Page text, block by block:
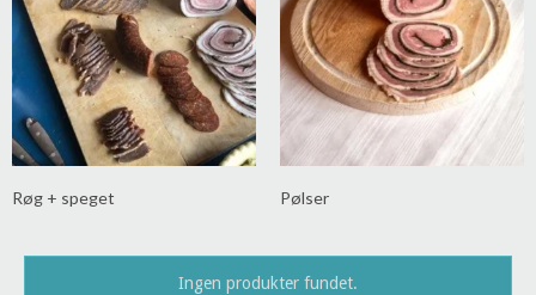
Røg + speget Pølser
Ingen produkter fundet.